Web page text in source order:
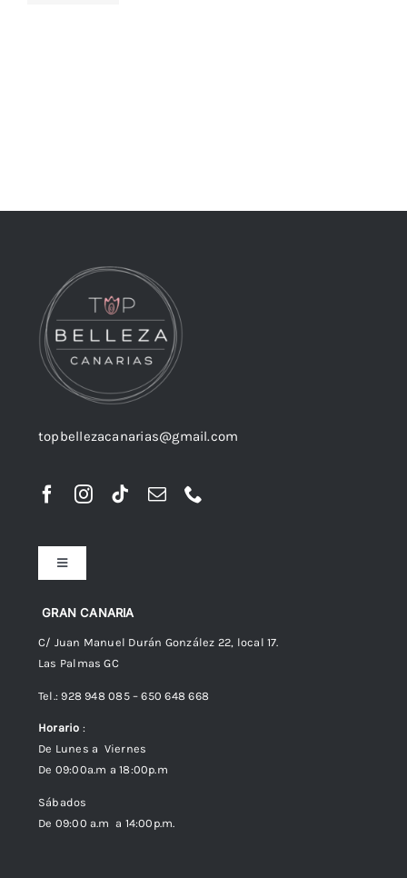
topbellezacanarias@gmail.com
GRAN CANARIA
C/ Juan Manuel Durán González 22, local 17.
Las Palmas GC
Tel.: 928 948 085 – 650 648 668
Horario :
De Lunes a Viernes
De 09:00a.m a 18:00p.m
Sábados
De 09:00 a.m a 14:00p.m.
Toggle
Navigation
Preguntas frecuentes
Envíos
Política de Privacidad